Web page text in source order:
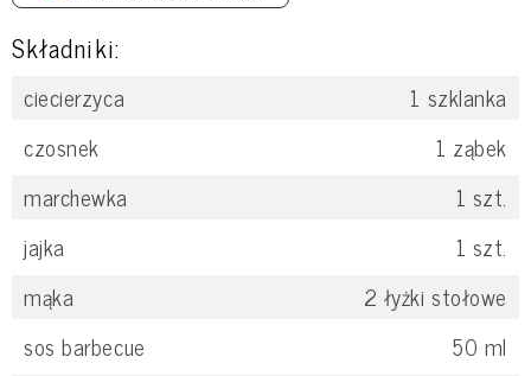
Składniki:
ciecierzyca 1 szklanka
czosnek
1 ząbek
marchewka
1 szt.
jajka
1 szt.
mąka
2 łyżki stołowe
sos barbecue
50 ml